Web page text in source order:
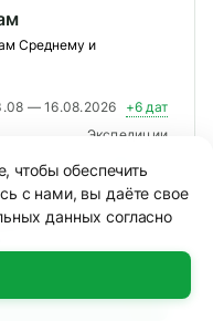
Среднему и
— 16.08.2026
+6 дат
Экспедиции
Средняя
₽
чтобы обеспечить
с нами, вы даёте свое
данных согласно